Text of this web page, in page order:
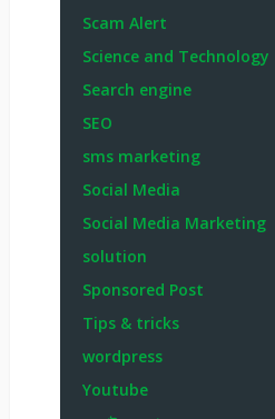
Scam Alert
Science and Technology
Search engine
SEO
sms marketing
Social Media
Social Media Marketing
solution
Sponsored Post
Tips & tricks
wordpress
Youtube